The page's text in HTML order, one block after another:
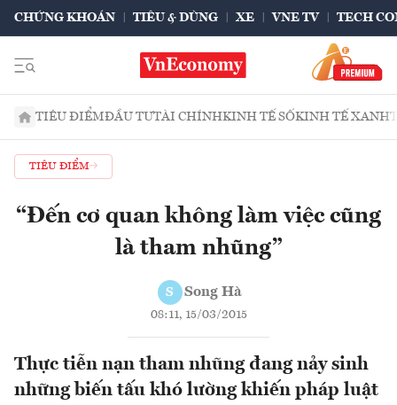
CHỨNG KHOÁN TIÊU & DÙNG XE VNE TV TECH
TIÊU ĐIỂMĐẦU TƯTÀI CHÍNHKINH TẾ SỐKINH TẾ XANH
TIÊU ĐIỂM
“Đến cơ quan không làm việc cũng
là tham nhũng”
S Song Hà
08:11, 15/03/2015
Thực tiễn nạn tham nhũng đang nảy sinh
những biến tấu khó lường khiến pháp luật